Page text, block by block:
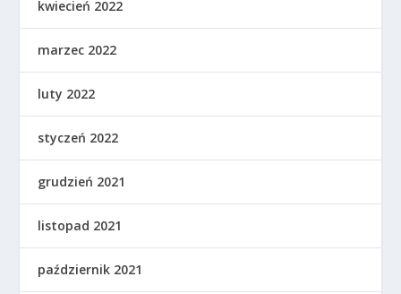
kwiecień 2022
marzec 2022
luty 2022
styczeń 2022
grudzień 2021
listopad 2021
październik 2021